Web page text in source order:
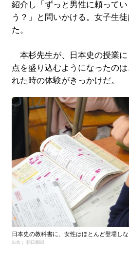
紹介し「ずっと男性に頼って
う？」と問いかける。女子生
た。
本杉先生が、日本史の授業
点を盛り込むようになったの
れた時の体験がきっかけだ。
日本史の教科書に、女性はほとんど登場し
出典： 朝日新聞